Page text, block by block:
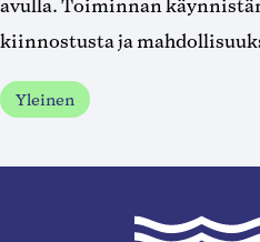
avulla. Toiminnan
kiinnostusta ja
Yleinen